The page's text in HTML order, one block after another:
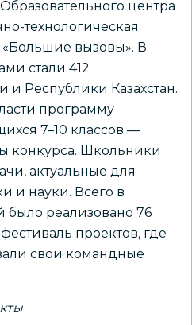
центра
технологическая
вызовы». В
стали 412
Республики Казахстан.
программу
7–10 классов —
конкурса. Школьники
актуальные для
и науки. Всего в
было реализовано 76
проектов, где
свои командные